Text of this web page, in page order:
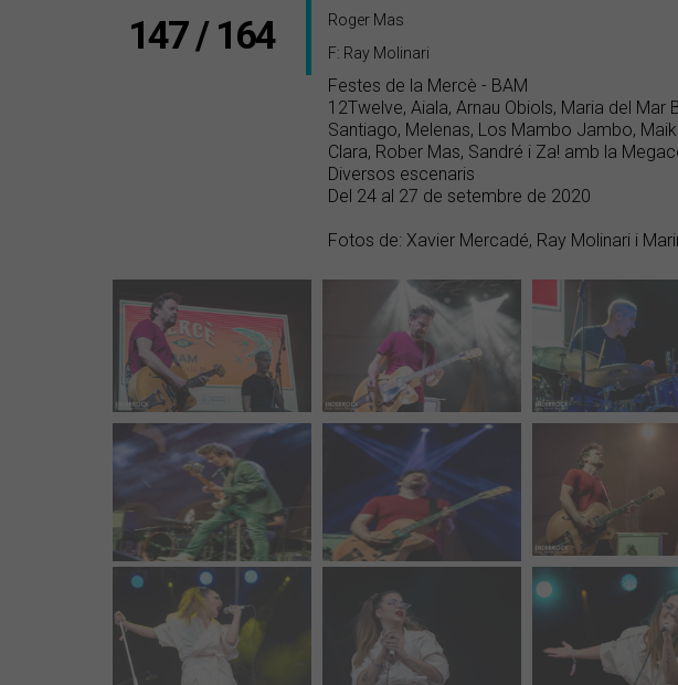
147 / 164
Roger Mas
F: Ray Molinari
Festes de la Mercè - BAM
12Twelve, Aiala, Arnau Obiols, Maria del
Santiago, Melenas, Los Mambo Jambo,
Clara, Rober Mas, Sandré i Za! amb la
Diversos escenaris
Del 24 al 27 de setembre de 2020
Fotos de: Xavier Mercadé, Ray Molinari i